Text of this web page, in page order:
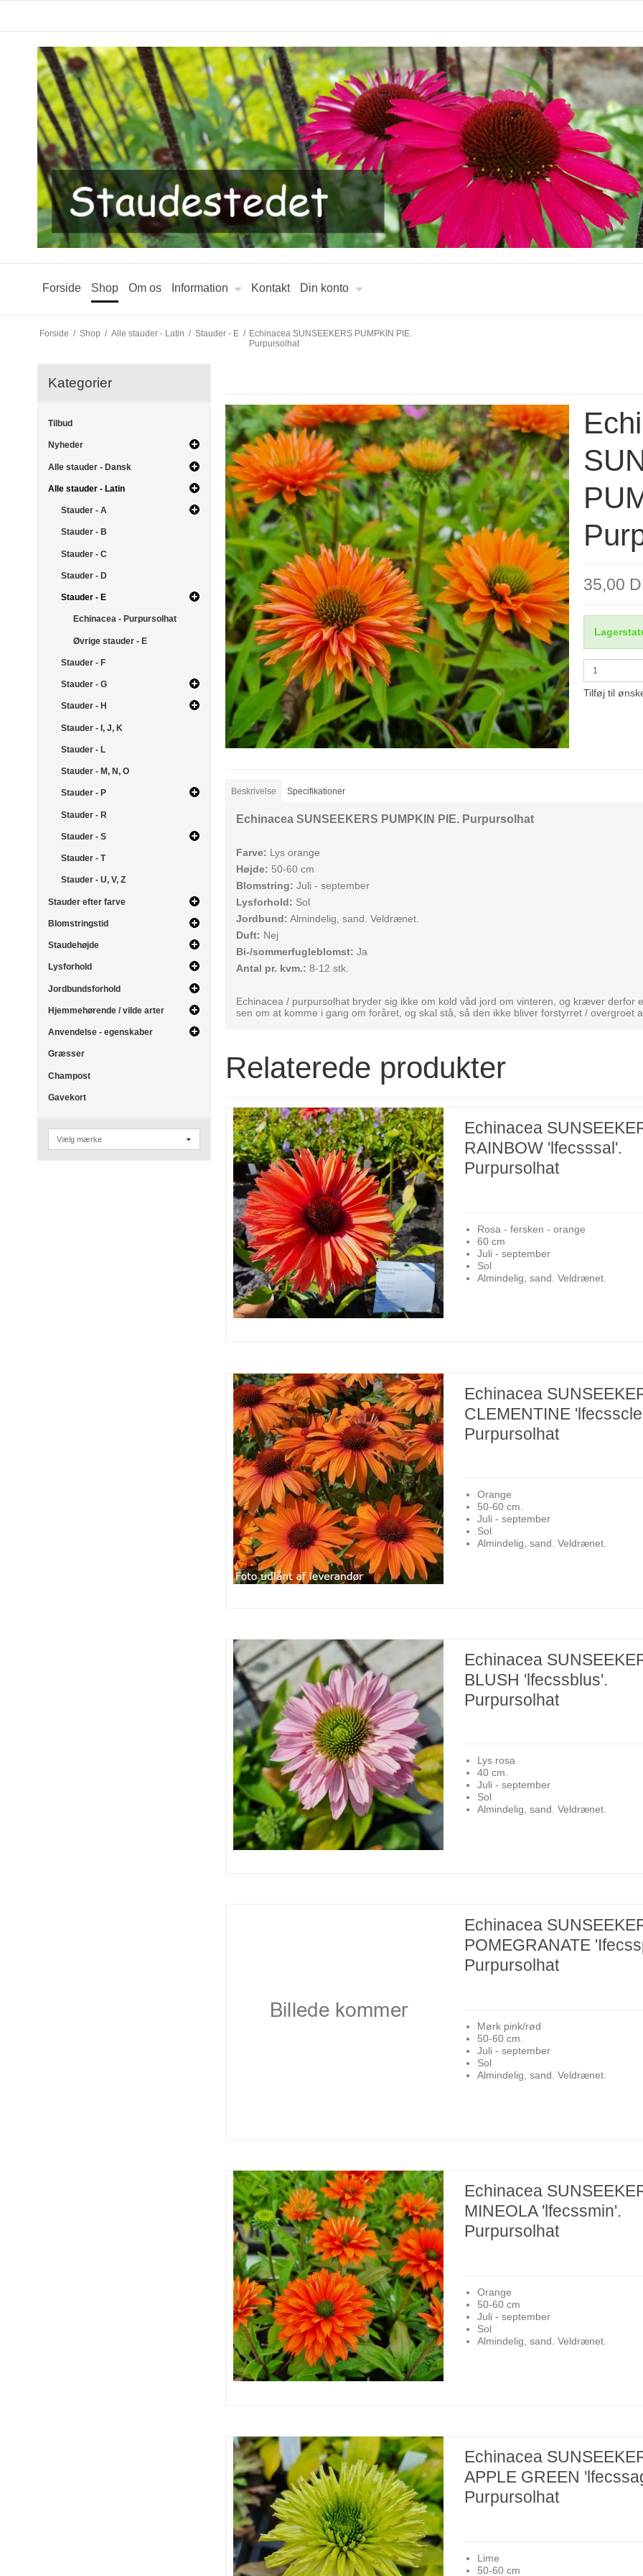
Forside Shop Om os Information Kontakt Din konto
Forside / Shop / Alle stauder - Latin / Stauder - E / Echinacea SUNSEEKERS PUMPKIN PIE.
Purpursolhat
Kategorier
Tilbud
Nyheder
Alle stauder - Dansk
Alle stauder - Latin
Stauder - A
Stauder - B
Stauder - C
Stauder - D
Stauder - E
Echinacea - Purpursolhat
Øvrige stauder - E
Stauder - F
Stauder - G
Stauder - H
Stauder - I, J, K
Stauder - L
Stauder - M, N, O
Stauder - P
Stauder - R
Stauder - S
Stauder - T
Stauder - U, V, Z
Stauder efter farve
Blomstringstid
Staudehøjde
Lysforhold
Jordbundsforhold
Hjemmehørende / vilde arter
Anvendelse - egenskaber
Græsser
Champost
Gavekort
35,00
Tilføj til
Beskrivelse Specifikationer
Echinacea SUNSEEKERS PUMPKIN PIE. Purpursolhat
Farve: Lys orange
Højde: 50-60 cm
Blomstring: Juli - september
Lysforhold: Sol
Jordbund: Almindelig, sand. Veldrænet.
Duft: Nej
Bi-/sommerfugleblomst: Ja
Antal pr. kvm.: 8-12 stk.
Echinacea / purpursolhat bryder sig ikke om kold våd jord om vinteren, og kræver
sen om at komme i gang om foråret, og skal stå, så den ikke bliver forstyrret / overgroet
Relaterede produkter
Echinacea
RAINBOW 'lfecsssal'.
Purpursolhat
Rosa - fersken - orange
60 cm
Juli - september
Sol
Almindelig, sand. Veldrænet.
Echinacea
CLEMENTINE
Purpursolhat
Orange
50-60 cm.
Juli - september
Sol
Almindelig, sand. Veldrænet.
Echinacea
BLUSH 'lfecssblus'.
Purpursolhat
Lys rosa
40 cm.
Juli - september
Sol
Almindelig, sand. Veldrænet.
Echinacea
POMEGRANATE
Purpursolhat
Mørk pink/rød
50-60 cm.
Juli - september
Sol
Almindelig, sand. Veldrænet.
Echinacea
MINEOLA 'lfecssmin'.
Purpursolhat
Orange
50-60 cm
Juli - september
Sol
Almindelig, sand. Veldrænet.
Echinacea
APPLE GREEN
Purpursolhat
Lime
50-60 cm